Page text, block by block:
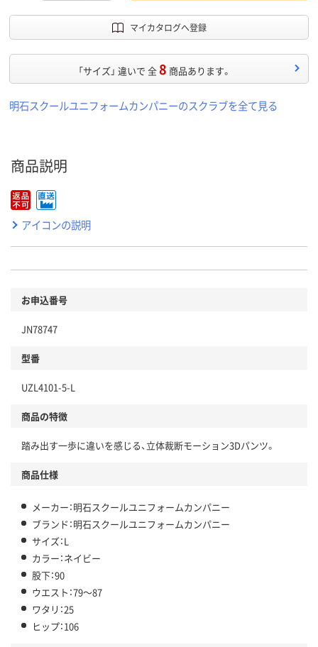
マイカタログへ登録
「サイズ」 違いで 全8 商品あります。
明石スクールユニフォームカンパニーのスクラブを全て見る
商品説明
アイコンの説明
お申込番号
JN78747
型番
UZL4101-5-L
商品の特徴
踏み出す一歩に違いを感じる、立体裁断モーション3Dパンツ。
商品仕様
メーカー：明石スクールユニフォームカンパニー
ブランド：明石スクールユニフォームカンパニー
サイズ：L
カラー：ネイビー
股下：90
ウエスト：79～87
ワタリ：25
ヒップ：106